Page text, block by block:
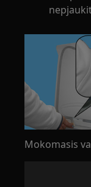
Mokomasis